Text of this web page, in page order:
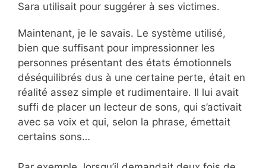
Sara utilisait pour suggérer à ses victimes.
Maintenant, je le savais. Le système utilisé,
bien que suffisant pour impressionner les
personnes présentant des états émotionnels
déséquilibrés dus à une certaine perte, était en
réalité assez simple et rudimentaire. Il lui avait
suffi de placer un lecteur de sons, qui s’activait
avec sa voix et qui, selon la phrase, émettait
certains sons…